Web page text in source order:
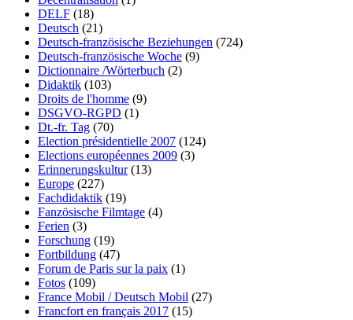
DELF (18)
Deutsch (21)
Deutsch-französische Beziehungen (724)
Deutsch-französische Woche (9)
Dictionnaire /Wörterbuch (2)
Didaktik (103)
Droits de l'homme (9)
DSGVO-RGPD (1)
Dt.-fr. Tag (70)
Election présidentielle 2007 (124)
Elections européennes 2009 (3)
Erinnerungskultur(13)
Europe (227)
Fachdidaktik (19)
Fanzösische Filmtage (4)
Ferien (3)
Forschung (19)
Fortbildung (47)
Forum de Paris sur la paix (1)
Fotos (109)
France Mobil / Deutsch Mobil (27)
Francfort en français 2017 (15)